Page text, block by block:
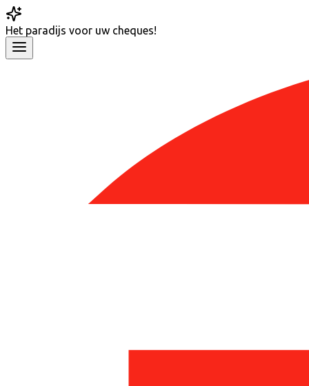
Het paradijs voor uw cheques!